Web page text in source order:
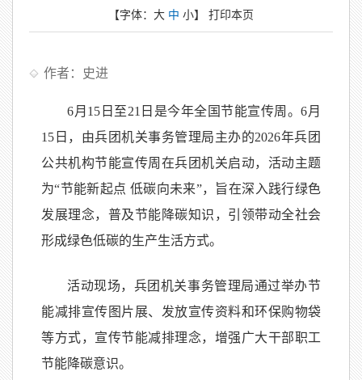
【字体： 大 中 小】 打印本页
作者：史进
6月15日至21日是今年全国节能宣传周。6月
15日，由兵团机关事务管理局主办的2026年兵团
公共机构节能宣传周在兵团机关启动，活动主题
为“节能新起点 低碳向未来”，旨在深入践行绿色
发展理念，普及节能降碳知识，引领带动全社会
形成绿色低碳的生产生活方式。
活动现场，兵团机关事务管理局通过举办节
能减排宣传图片展、发放宣传资料和环保购物袋
等方式，宣传节能减排理念，增强广大干部职工
节能降碳意识。